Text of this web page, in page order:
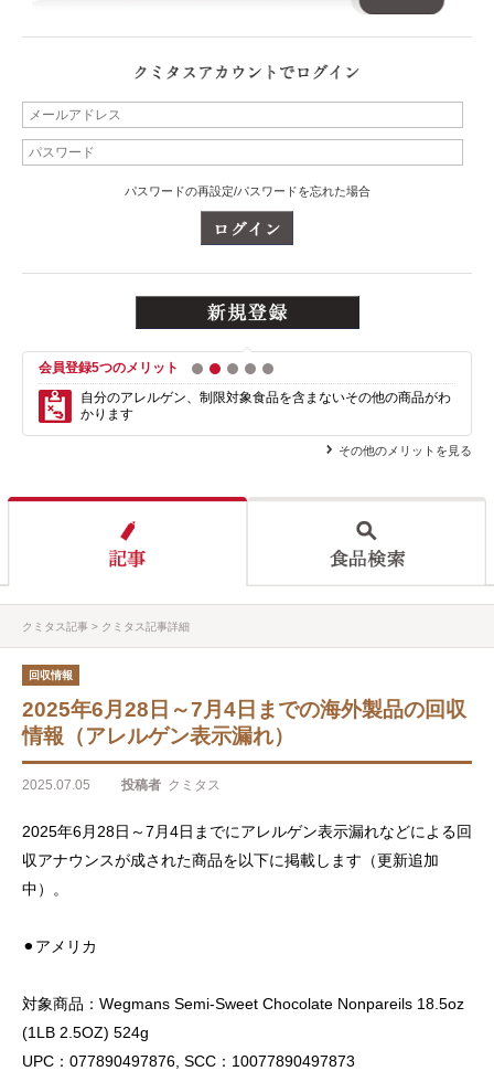
パスワードの再設定/パスワードを忘れた場合
会員登録5つのメリット 1 2 3 4
自分のアレルゲン、制限対象食品を含まないその他の商品がわ
かります
その他のメリットを見る
クミタス記事 クミタス記事詳細
回収情報
2025年6月28日～7月4日までの海外製品の回収
情報（アレルゲン表示漏れ）
2025.07.05 投稿者 クミタス
2025年6月28日～7月4日までにアレルゲン表示漏れなどによる回
収アナウンスが成された商品を以下に掲載します（更新追加
中）。
⚫︎アメリカ
対象商品：Wegmans Semi-Sweet Chocolate Nonpareils 18.5oz
(1LB 2.5OZ) 524g
UPC：077890497876, SCC：10077890497873